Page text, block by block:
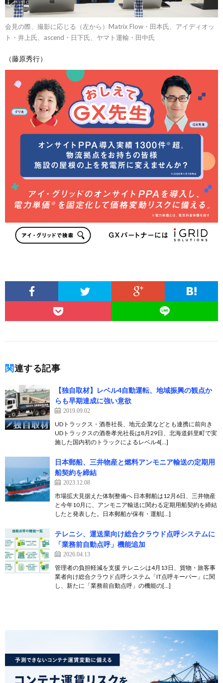
会見の際、撮影に応じる（左から）Matrix Flow・田本氏、アイディオッ
ト・井上氏、ascend・日下氏、ヤマト運輸・田中氏
（藤原秀行）
関連する記事
【独自取材】レベル4自動運転、地域振興の観点か
らも早期達成に強い意欲
2019.09.02
UDトラックス・酒巻社長、地元企業などとも連携に前向き
UDトラックスの酒巻孝光社長は8月29日、北海道斜里町で実
施した国内初のトラックによるレベル4[…]
日本郵船、三井物産と燃料アンモニア輸送の定期用
船契約を締結
2023.12.08
市場拡大見据えた体制整備へ 日本郵船は12月6日、三井物産
と今年10月に、アンモニア輸送に関わる定期用船契約を締結
したと発表した。日本郵船が保有・運航[…]
テレニシ、運送業向け総合クラウド点呼システムに
「業務前自動点呼」機能追加
2026.04.13
管理者の負担軽減を支援 テレニシは4月13日、貨物・旅客事
業者向け総合クラウド点呼システム「IT点呼キーパー」に関
し、新たに「業務前自動点呼」の機能の[…]